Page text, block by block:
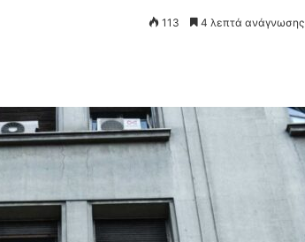
113 4 λεπτά ανάγνωσης
Pocket